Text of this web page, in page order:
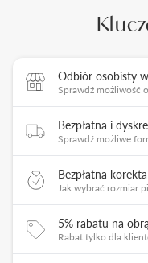
Odbiór osobisty
Sprawdź możliwość
Bezpłatna i
Sprawdź możliwe
Bezpłatna
Jak wybrać rozmiar
5% rabatu na
Rabat tylko dla